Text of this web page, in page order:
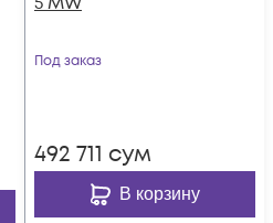
Под заказ
492 711 сум
В корзину